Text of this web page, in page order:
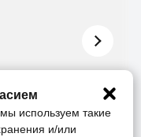
используем такие
и/или